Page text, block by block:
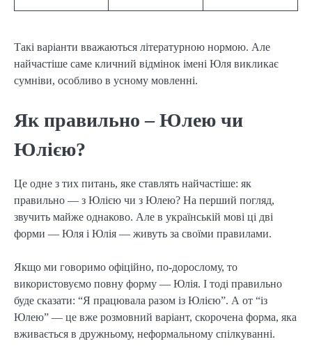
Такі варіанти вважаються літературною нормою. Але
найчастіше саме кличний відмінок імені Юля викликає
сумніви, особливо в усному мовленні.
Як правильно – Юлею чи
Юлією?
Це одне з тих питань, яке ставлять найчастіше: як
правильно — з Юлією чи з Юлею? На перший погляд,
звучить майже однаково. Але в українській мові ці дві
форми — Юля і Юлія — живуть за своїми правилами.
Якщо ми говоримо офіційно, по-дорослому, то
використовуємо повну форму — Юлія. І тоді правильно
буде сказати: “Я працювала разом із Юлією”. А от “із
Юлею” — це вже розмовний варіант, скорочена форма, яка
вживається в дружньому, неформальному спілкуванні.